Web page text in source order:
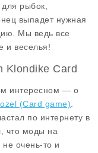
рыбок,
выпадет нужная
Мы ведь все
и веселья!
Card
интересном — о
(Card game)
по интернету в
что моды на
очень-то и